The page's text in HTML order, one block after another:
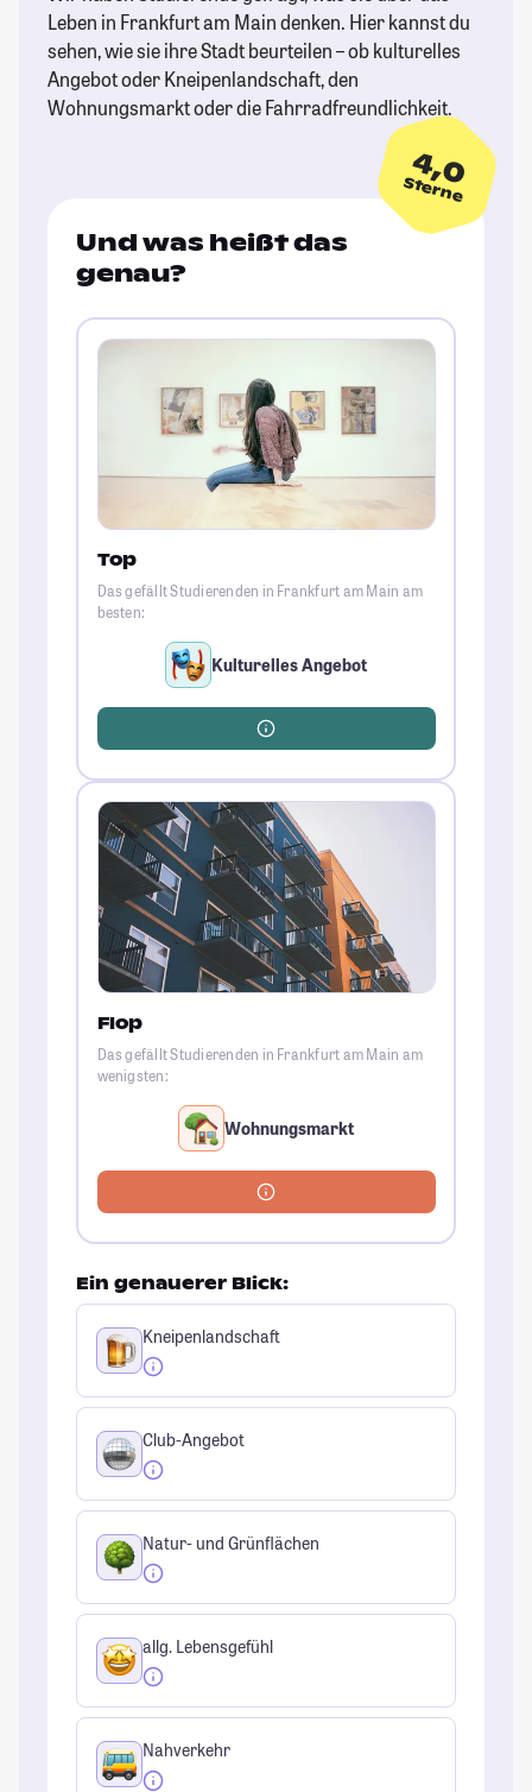
Leben in Frankfurt am Main denken. Hier kannst du
sehen, wie sie ihre Stadt beurteilen – ob kulturelles
Angebot oder Kneipenlandschaft, den
Wohnungsmarkt oder die Fahrradfreundlichkeit.
4,0
Sterne
Und was heißt das
genau?
Top
Das gefällt Studierenden in Frankfurt am Main am
besten:
Kulturelles Angebot
Flop
Das gefällt Studierenden in Frankfurt am Main am
wenigsten:
Wohnungsmarkt
Ein genauerer Blick:
Kneipenlandschaft
Club-Angebot
Natur- und Grünflächen
allg. Lebensgefühl
Nahverkehr